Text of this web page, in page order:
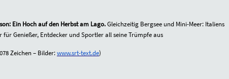
Ein Hoch auf den Herbst am Lago.Gleichzeitig Bergsee und Mini-Meer: Italiens
für Genießer, Entdecker und Sportler all seine Trümpfe aus
Zeichen – Bilder:www.srt-text.de)